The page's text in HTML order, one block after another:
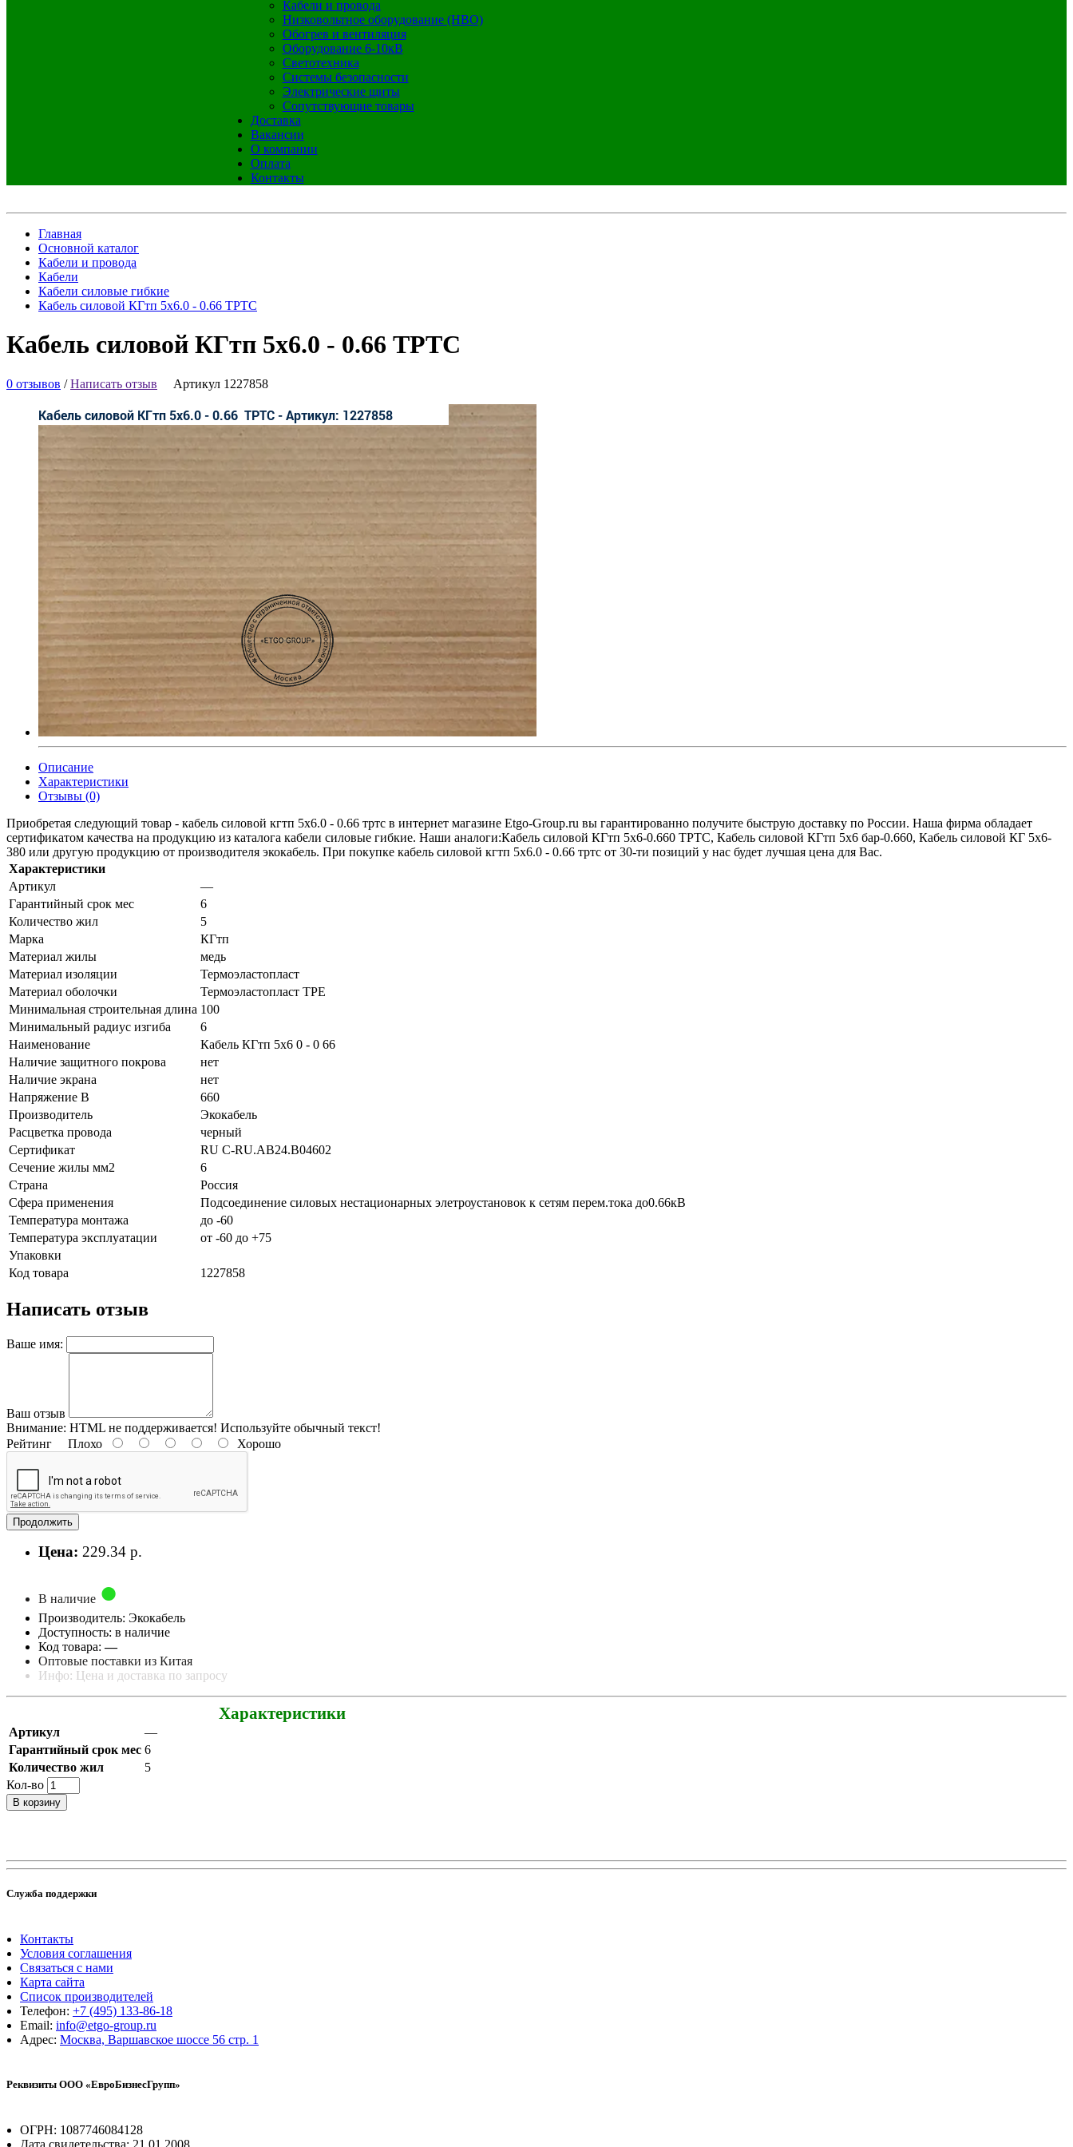
Кабели и провода
Низковольтное оборудование (НВО)
Обогрев и вентиляция
Оборудование 6-10кВ
Светотехника
Системы безопасности
Электрические щиты
Сопутствующие товары
Доставка
Вакансии
О компании
Оплата
Контакты
Главная
Основной каталог
Кабели и провода
Кабели
Кабели силовые гибкие
Кабель силовой КГтп 5х6.0 - 0.66 ТРТС
Кабель силовой КГтп 5х6.0 - 0.66 ТРТС
0 отзывов /Написать отзыв Артикул 1227858
Описание
Характеристики
Отзывы (0)
Приобретая следующий товар - кабель силовой кгтп 5х6.0 - 0.66 тртс в интернет магазине Etgo-Group.ru вы гарантированно получите быструю доставку по России. Наша фирма обладает
сертификатом качества на продукцию из каталога кабели силовые гибкие. Наши аналоги:Кабель силовой КГтп 5х6-0.660 ТРТС, Кабель силовой КГтп 5х6 бар-0.660, Кабель силовой КГ 5х6-
380 или другую продукцию от производителя экокабель. При покупке кабель силовой кгтп 5х6.0 - 0.66 тртс от 30-ти позиций у нас будет лучшая цена для Вас.
Характеристики
Артикул
—
Гарантийный срок мес
6
Количество жил
5
Марка
КГтп
Материал жилы
медь
Материал изоляции
Термоэластопласт
Материал оболочки
Термоэластопласт TPE
Минимальная строительная длина 100
Минимальный радиус изгиба
6
Наименование
Кабель КГтп 5х6 0 - 0 66
Наличие защитного покрова
нет
Наличие экрана
нет
Напряжение В
660
Производитель
Экокабель
Расцветка провода
черный
Сертификат
RU C-RU.AB24.B04602
Сечение жилы мм2
6
Страна
Россия
Сфера применения
Подсоединение силовых нестационарных элетроустановок к сетям перем.тока до0.66кВ
Температура монтажа
до -60
Температура эксплуатации
от -60 до +75
Упаковки
Код товара
1227858
Написать отзыв
Ваше имя:
Ваш отзыв
Внимание: HTML не поддерживается! Используйте обычный текст!
Рейтинг Плохо Хорошо
Продолжить
Цена: 229.34 р.
В наличие
Производитель: Экокабель
Доступность: в наличие
Код товара:—
Оптовые поставки из Китая
Инфо: Цена и доставка по запросу
Характеристики
Артикул
—
Гарантийный срок мес 6
Количество жил
5
Кол-во
В корзину
Служба поддержки
Контакты
Условия соглашения
Связаться с нами
Карта сайта
Список производителей
Телефон: +7 (495) 133-86-18
Email: info@etgo-group.ru
Адрес: Москва, Варшавское шоссе 56 стр. 1
Реквизиты ООО «ЕвроБизнесГрупп»
ОГРН: 1087746084128